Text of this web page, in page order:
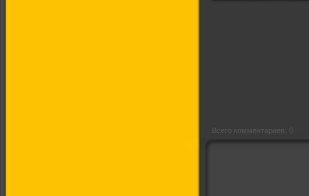
Всего комментариев: 0